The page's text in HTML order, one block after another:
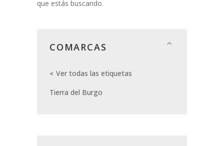
que estás buscando.
COMARCAS
Ver todas las etiquetas
Tierra del Burgo